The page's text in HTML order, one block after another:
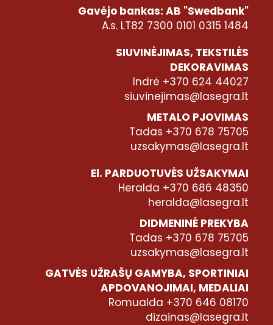
Gavėjo bankas: AB "Swedbank"
A.s. LT82 7300 0101 0315 1484
SIUVINĖJIMAS, TEKSTILĖS
DEKORAVIMAS
Indrė +370 624 44027
siuvinejimas@lasegra.lt
METALO PJOVIMAS
Tadas +370 678 75705
uzsakymas@lasegra.lt
El. PARDUOTUVĖS UŽSAKYMAI
Heralda +370 686 48350
heralda@lasegra.lt
DIDMENINĖ PREKYBA
Tadas +370 678 75705
uzsakymas@lasegra.lt
GATVĖS UŽRAŠŲ GAMYBA, SPORTINIAI
APDOVANOJIMAI, MEDALIAI
Romualda +370 646 08170
dizainas@lasegra.lt